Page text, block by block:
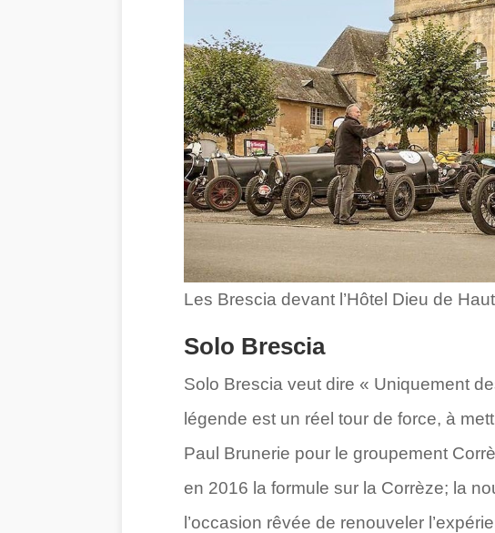
Les Brescia devant l’Hôtel Dieu de
Solo Brescia
Solo Brescia veut dire « Uniquement
légende est un réel tour de force, à
Paul Brunerie pour le groupement
en 2016 la formule sur la Corrèze; la
l’occasion rêvée de renouveler